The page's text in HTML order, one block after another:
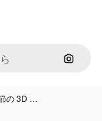
画像で
の 3D …